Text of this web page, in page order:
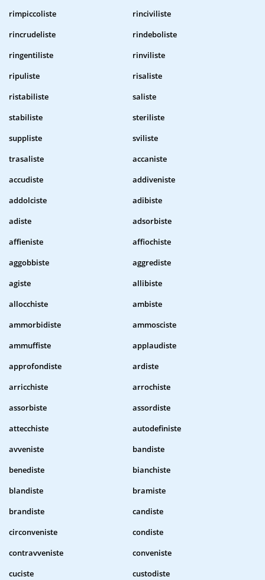
rimpiccoliste
rinciviliste
rincrudeliste
rindeboliste
ringentiliste
rinviliste
ripuliste
risaliste
ristabiliste
saliste
stabiliste
steriliste
suppliste
sviliste
trasaliste
accaniste
accudiste
addiveniste
addolciste
adibiste
adiste
adsorbiste
affieniste
affiochiste
aggobbiste
aggrediste
agiste
allibiste
allocchiste
ambiste
ammorbidiste
ammosciste
ammuffiste
applaudiste
approfondiste
ardiste
arricchiste
arrochiste
assorbiste
assordiste
attecchiste
autodefiniste
avveniste
bandiste
benediste
bianchiste
blandiste
bramiste
brandiste
candiste
circonveniste
condiste
contravveniste
conveniste
cuciste
custodiste